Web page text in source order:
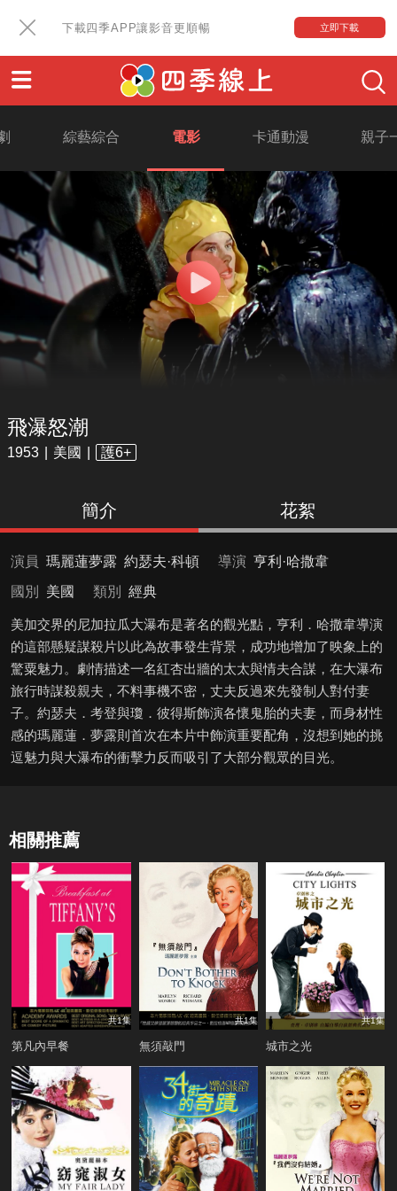
下載四季APP讓影音更順暢 立即下載
綜藝綜合 電影 卡通動漫 親子
飛瀑怒潮
1953 美國 護6+
簡介 花絮
演員 瑪麗蓮夢露 約瑟夫·科頓 導演 亨利·哈撒韋
國別
美國 類別 經典
美加交界的尼加拉瓜大瀑布是著名的觀光點，亨利．哈撒韋導演
的這部懸疑謀殺片以此為故事發生背景，成功地增加了映象上的
驚粟魅力。劇情描述一名紅杏出牆的太太與情夫合謀，在大瀑布
旅行時謀殺親夫，不料事機不密，丈夫反過來先發制人對付妻
子。約瑟夫．考登與瓊．彼得斯飾演各懷鬼胎的夫妻，而身材性
感的瑪麗蓮．夢露則首次在本片中飾演重要配角，沒想到她的挑
逗魅力與大瀑布的衝擊力反而吸引了大部分觀眾的目光。
相關推薦
共1集
第凡內早餐
共1集
無須敲門
共1集
城市之光